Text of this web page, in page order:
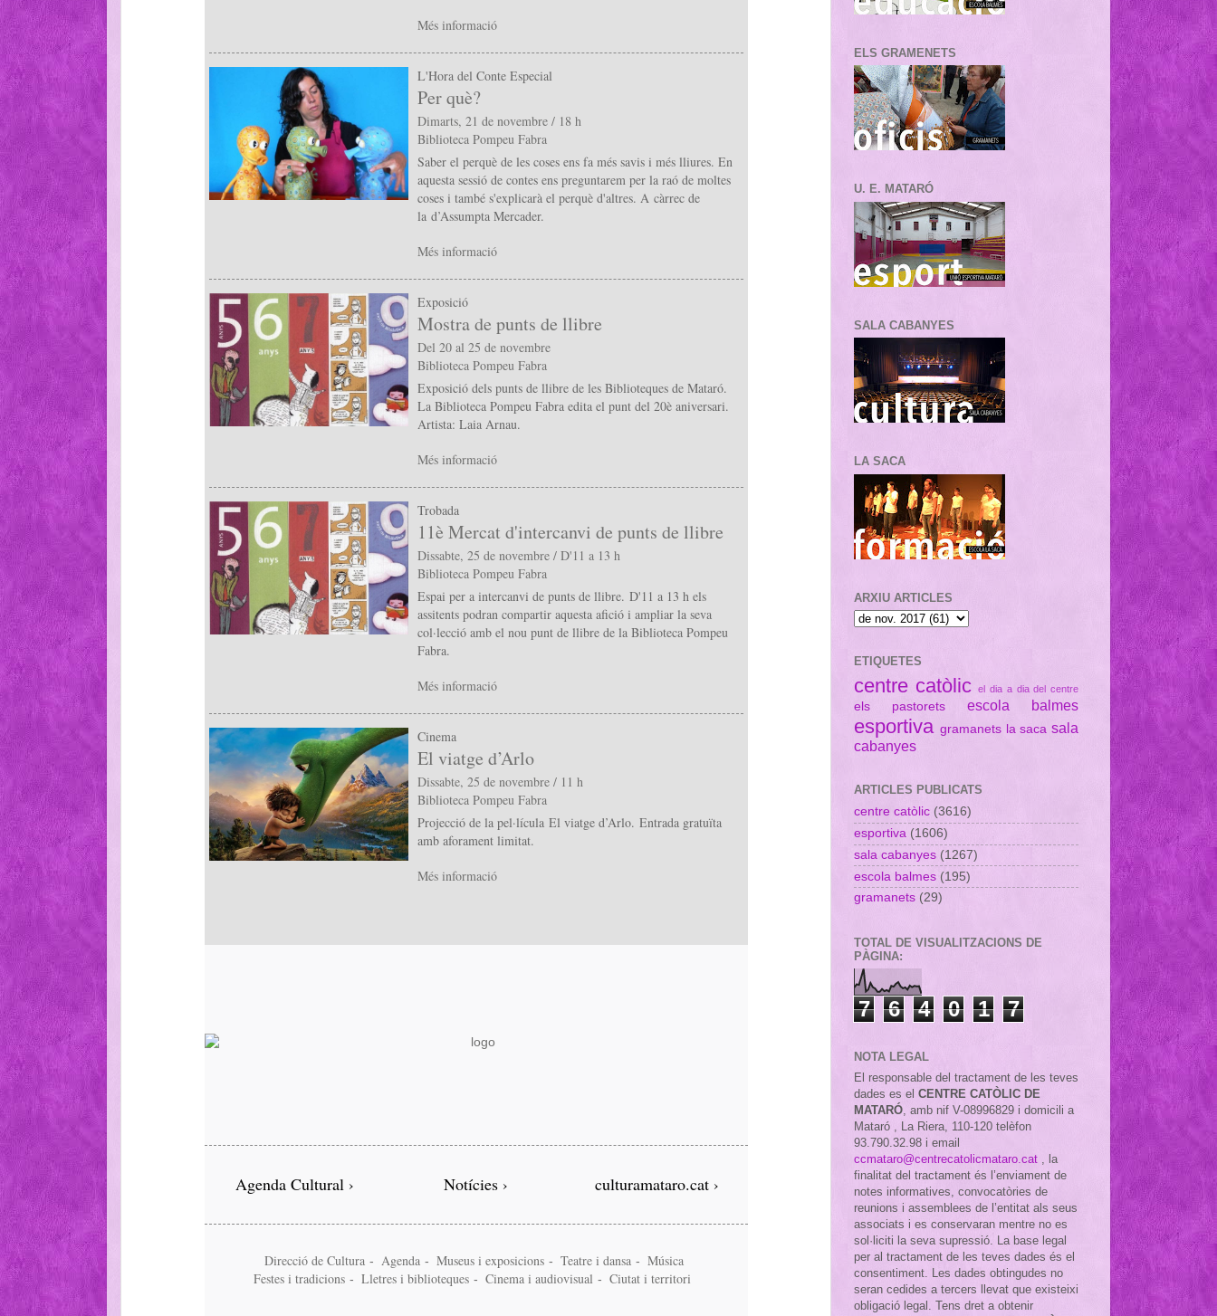
Més informació
L'Hora del Conte Especial
Per què?
Dimarts, 21 de novembre / 18 h
Biblioteca Pompeu Fabra
Saber el perquè de les coses ens fa més savis i més lliures. En
aquesta sessió de contes ens preguntarem per la raó de moltes
coses i també s'explicarà el perquè d'altres. A càrrec de
la d’Assumpta Mercader.
Més informació
Exposició
Mostra de punts de llibre
Del 20 al 25 de novembre
Biblioteca Pompeu Fabra
Exposició dels punts de llibre de les Biblioteques de Mataró.
La Biblioteca Pompeu Fabra edita el punt del 20è aniversari.
Artista: Laia Arnau.
Més informació
Trobada
11è Mercat d'intercanvi de punts de llibre
Dissabte, 25 de novembre / D'11 a 13 h
Biblioteca Pompeu Fabra
Espai per a intercanvi de punts de llibre. D'11 a 13 h els
assitents podran compartir aquesta afició i ampliar la seva
col·lecció amb el nou punt de llibre de la Biblioteca Pompeu
Fabra.
Més informació
Cinema
El viatge d’Arlo
Dissabte, 25 de novembre / 11 h
Biblioteca Pompeu Fabra
Projecció de la pel·lícula El viatge d’Arlo. Entrada gratuïta
amb aforament limitat.
Més informació
Agenda Cultural › Notícies › culturamataro.cat ›
Direcció de Cultura - Agenda - Museus i exposicions - Teatre i dansa - Música
Festes i tradicions - Lletres i biblioteques - Cinema i audiovisual - Ciutat i territori
ELS GRAMENETS
U. E. MATARÓ
SALA CABANYES
LA SACA
ARXIU ARTICLES
ETIQUETES
centre catòlic el dia a dia del centre
els pastorets escola balmes
esportiva gramanets la saca sala
cabanyes
ARTICLES PUBLICATS
centre catòlic (3616)
esportiva (1606)
sala cabanyes (1267)
escola balmes (195)
gramanets (29)
TOTAL DE VISUALITZACIONS DE
PÀGINA:
7 6 4 0 1 7
NOTA LEGAL
El responsable del tractament de les teves
dades es el CENTRE CATÒLIC DE
MATARÓ , amb nif V-08996829 i domicili a
Mataró , La Riera, 110-120 telèfon
93.790.32.98 i email
ccmataro@centrecatolicmataro.cat
la
finalitat del tractament és l’enviament de
notes informatives, convocatòries de
reunions i assemblees de l’entitat als seus
associats i es conservaran mentre no es
sol·liciti la seva supressió. La base legal
per al tractament de les teves dades és el
consentiment. Les dades obtingudes no
seran cedides a tercers llevat que existeixi
obligació legal. Tens dret a obtenir